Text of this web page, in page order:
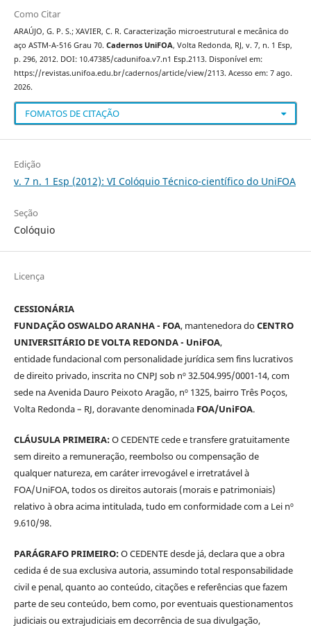
Como Citar
ARAÚJO, G. P. S.; XAVIER, C. R. Caracterização microestrutural e mecânica do
aço ASTM-A-516 Grau 70. Cadernos UniFOA, Volta Redonda, RJ, v. 7, n. 1 Esp,
p. 296, 2012. DOI: 10.47385/cadunifoa.v7.n1 Esp.2113. Disponível em:
https://revistas.unifoa.edu.br/cadernos/article/view/2113. Acesso em: 7 ago.
2026.
FOMATOS DE CITAÇÃO
Edição
v. 7 n. 1 Esp (2012): VI Colóquio Técnico-científico do UniFOA
Seção
Colóquio
Licença
CESSIONÁRIA
FUNDAÇÃO OSWALDO ARANHA - FOA, mantenedora doCENTRO
UNIVERSITÁRIO DE VOLTA REDONDA - UniFOA,
entidade fundacional com personalidade jurídica sem fins lucrativos
de direito privado, inscrita no CNPJ sob nº 32.504.995/0001-14, com
sede na Avenida Dauro Peixoto Aragão, nº 1325, bairro Três Poços,
Volta Redonda – RJ, doravante denominada FOA/UniFOA.
CLÁUSULA PRIMEIRA:O CEDENTE cede e transfere gratuitamente
sem direito a remuneração, reembolso ou compensação de
qualquer natureza, em caráter irrevogável e irretratável à
FOA/UniFOA, todos os direitos autorais (morais e patrimoniais)
relativo à obra acima intitulada, tudo em conformidade com a Lei nº
9.610/98.
PARÁGRAFO PRIMEIRO:O CEDENTE desde já, declara que a obra
cedida é de sua exclusiva autoria, assumindo total responsabilidade
civil e penal, quanto ao conteúdo, citações e referências que fazem
parte de seu conteúdo, bem como, por eventuais questionamentos
judiciais ou extrajudiciais em decorrência de sua divulgação,